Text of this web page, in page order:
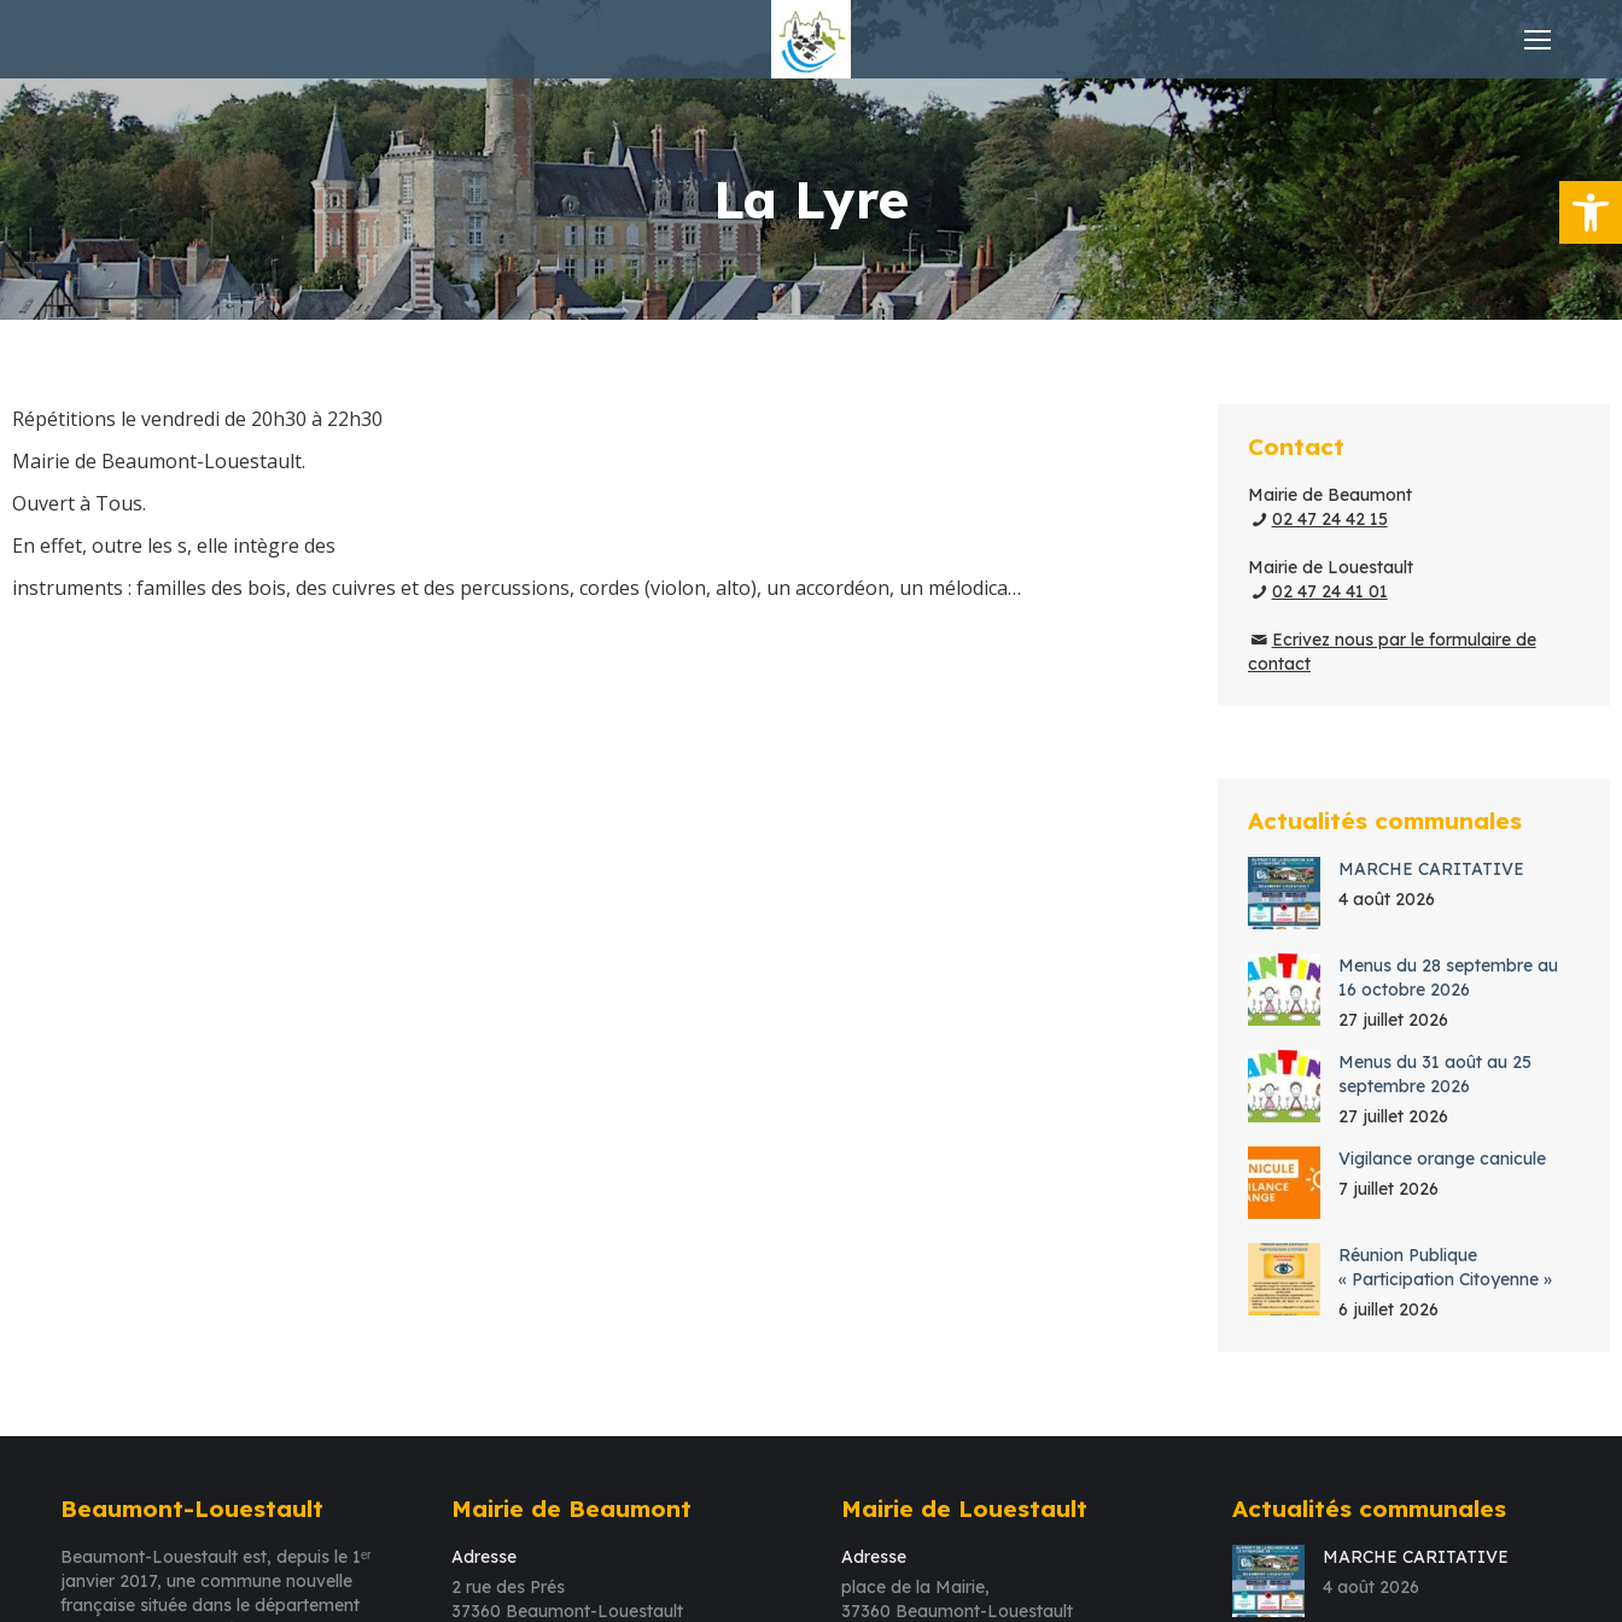
Ouvrir
La Lyre
Répétitions le vendredi de 20h30 à 22h30
Mairie de Beaumont-Louestault.
Ouvert à Tous.
En effet, outre les s, elle intègre des
instruments : familles des bois, des cuivres et des percussions, cordes (violon, alto), un accordéon, un mélodica…
Contact
Mairie de Beaumont
02 47 24 42 15
Mairie de Louestault
02 47 24 41 01
Ecrivez nous par le formulaire de
contact
Actualités communales
MARCHE CARITATIVE
4 août 2026
Menus du 28 septembre au
16 octobre 2026
27 juillet 2026
Menus du 31 août au 25
septembre 2026
27 juillet 2026
Vigilance orange canicule
7 juillet 2026
Réunion Publique
« Participation Citoyenne »
6 juillet 2026
Beaumont-Louestault
Beaumont-Louestault est, depuis le 1ᵉʳ
janvier 2017, une commune nouvelle
française située dans le département
Mairie de Beaumont
Adresse
2 rue des Prés
37360 Beaumont-Louestault
Mairie de Louestault
Adresse
place de la Mairie,
37360 Beaumont-Louestault
Actualités communales
MARCHE CARITATIVE
4 août 2026